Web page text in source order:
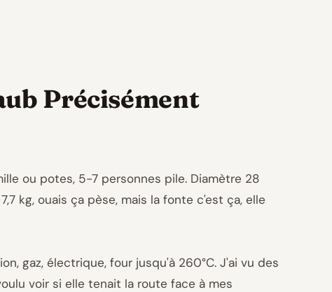
Précisément
ou potes, 5-7 personnes pile. Diamètre 28
kg, ouais ça pèse, mais la fonte c'est ça, elle
gaz, électrique, four jusqu'à 260°C. J'ai vu des
voir si elle tenait la route face à mes